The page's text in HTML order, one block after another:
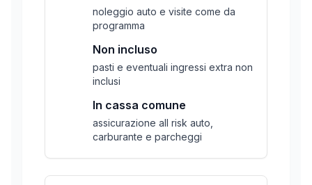
noleggio auto e visite come da
programma
Non incluso
pasti e eventuali ingressi extra non
inclusi
In cassa comune
assicurazione all risk auto,
carburante e parcheggi